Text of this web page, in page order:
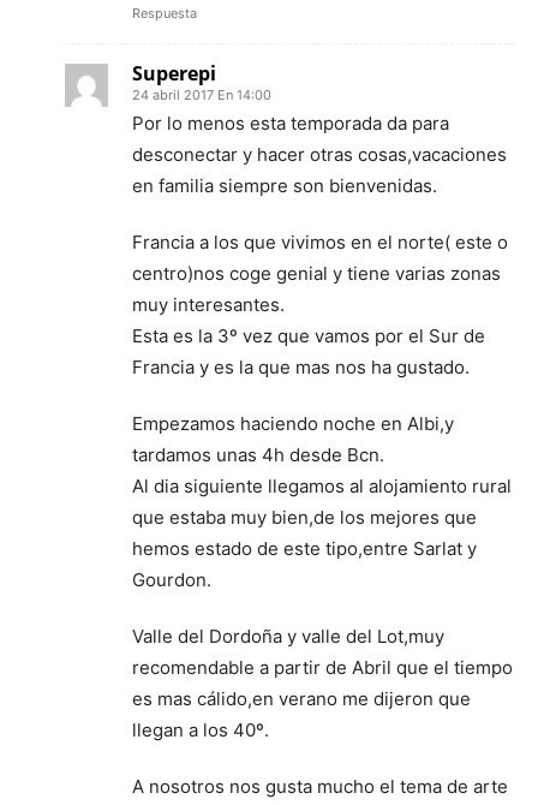
Respuesta
Superepi
24 abril 2017 En 14:00
Por lo menos esta temporada da para
desconectar y hacer otras cosas,vacaciones
en familia siempre son bienvenidas.
Francia a los que vivimos en el norte( este o
centro)nos coge genial y tiene varias zonas
muy interesantes.
Esta es la 3º vez que vamos por el Sur de
Francia y es la que mas nos ha gustado.
Empezamos haciendo noche en Albi,y
tardamos unas 4h desde Bcn.
Al dia siguiente llegamos al alojamiento rural
que estaba muy bien,de los mejores que
hemos estado de este tipo,entre Sarlat y
Gourdon.
Valle del Dordoña y valle del Lot,muy
recomendable a partir de Abril que el tiempo
es mas cálido,en verano me dijeron que
llegan a los 40º.
A nosotros nos gusta mucho el tema de arte